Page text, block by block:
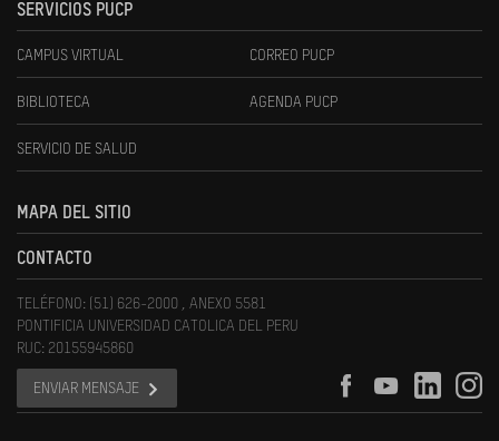
SERVICIOS PUCP
CAMPUS VIRTUAL CORREO PUCP
BIBLIOTECA AGENDA PUCP
SERVICIO DE SALUD
MAPA DEL SITIO
CONTACTO
TELÉFONO: (51) 626-2000 , ANEXO 5581
PONTIFICIA UNIVERSIDAD CATOLICA DEL PERU
RUC: 20155945860
ENVIAR MENSAJE